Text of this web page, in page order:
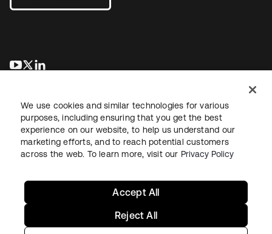
新しいタブで開く
新しいタブで開く
法務プライバシーポリシーサイト利用規約セキュリティ
We use cookies and similar technologies for various
purposes, including ensuring that you get the best
experience on our website, to help us understand our
marketing efforts, and to reach potential customers
across the web. To learn more, visit our Privacy Policy
Reject All
Accept All